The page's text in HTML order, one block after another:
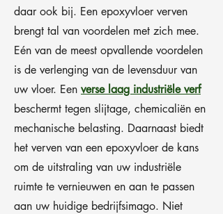
daar ook bij. Een epoxyvloer verven
brengt tal van voordelen met zich mee.
Eén van de meest opvallende voordelen
is de verlenging van de levensduur van
uw vloer. Een verse laag industriële verf
beschermt tegen slijtage, chemicaliën en
mechanische belasting. Daarnaast biedt
het verven van een epoxyvloer de kans
om de uitstraling van uw industriële
ruimte te vernieuwen en aan te passen
aan uw huidige bedrijfsimago. Niet